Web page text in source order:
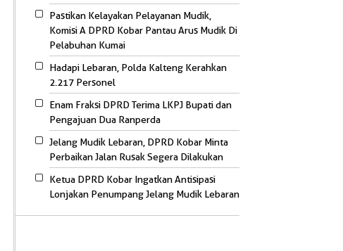
Pastikan Kelayakan Pelayanan Mudik,
Komisi A DPRD Kobar Pantau Arus Mudik Di
Pelabuhan Kumai
Hadapi Lebaran, Polda Kalteng Kerahkan
2.217 Personel
Enam Fraksi DPRD Terima LKPJ Bupati dan
Pengajuan Dua Ranperda
Jelang Mudik Lebaran, DPRD Kobar Minta
Perbaikan Jalan Rusak Segera Dilakukan
Ketua DPRD Kobar Ingatkan Antisipasi
Lonjakan Penumpang Jelang Mudik Lebaran